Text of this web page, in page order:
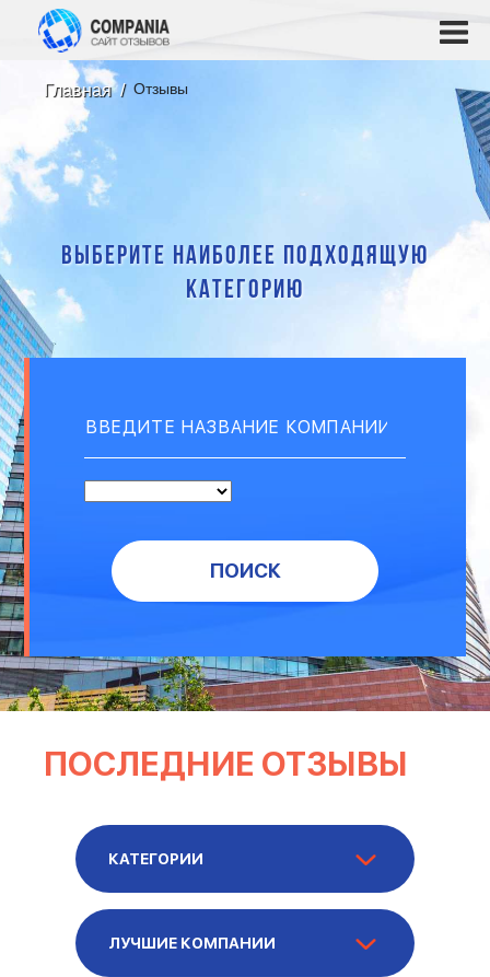
Главная Отзывы
Выберите наиболее подходящую
категорию
ПОИСК
ПОСЛЕДНИЕ ОТЗЫВЫ
КАТЕГОРИИ
ЛУЧШИЕ КОМПАНИИ